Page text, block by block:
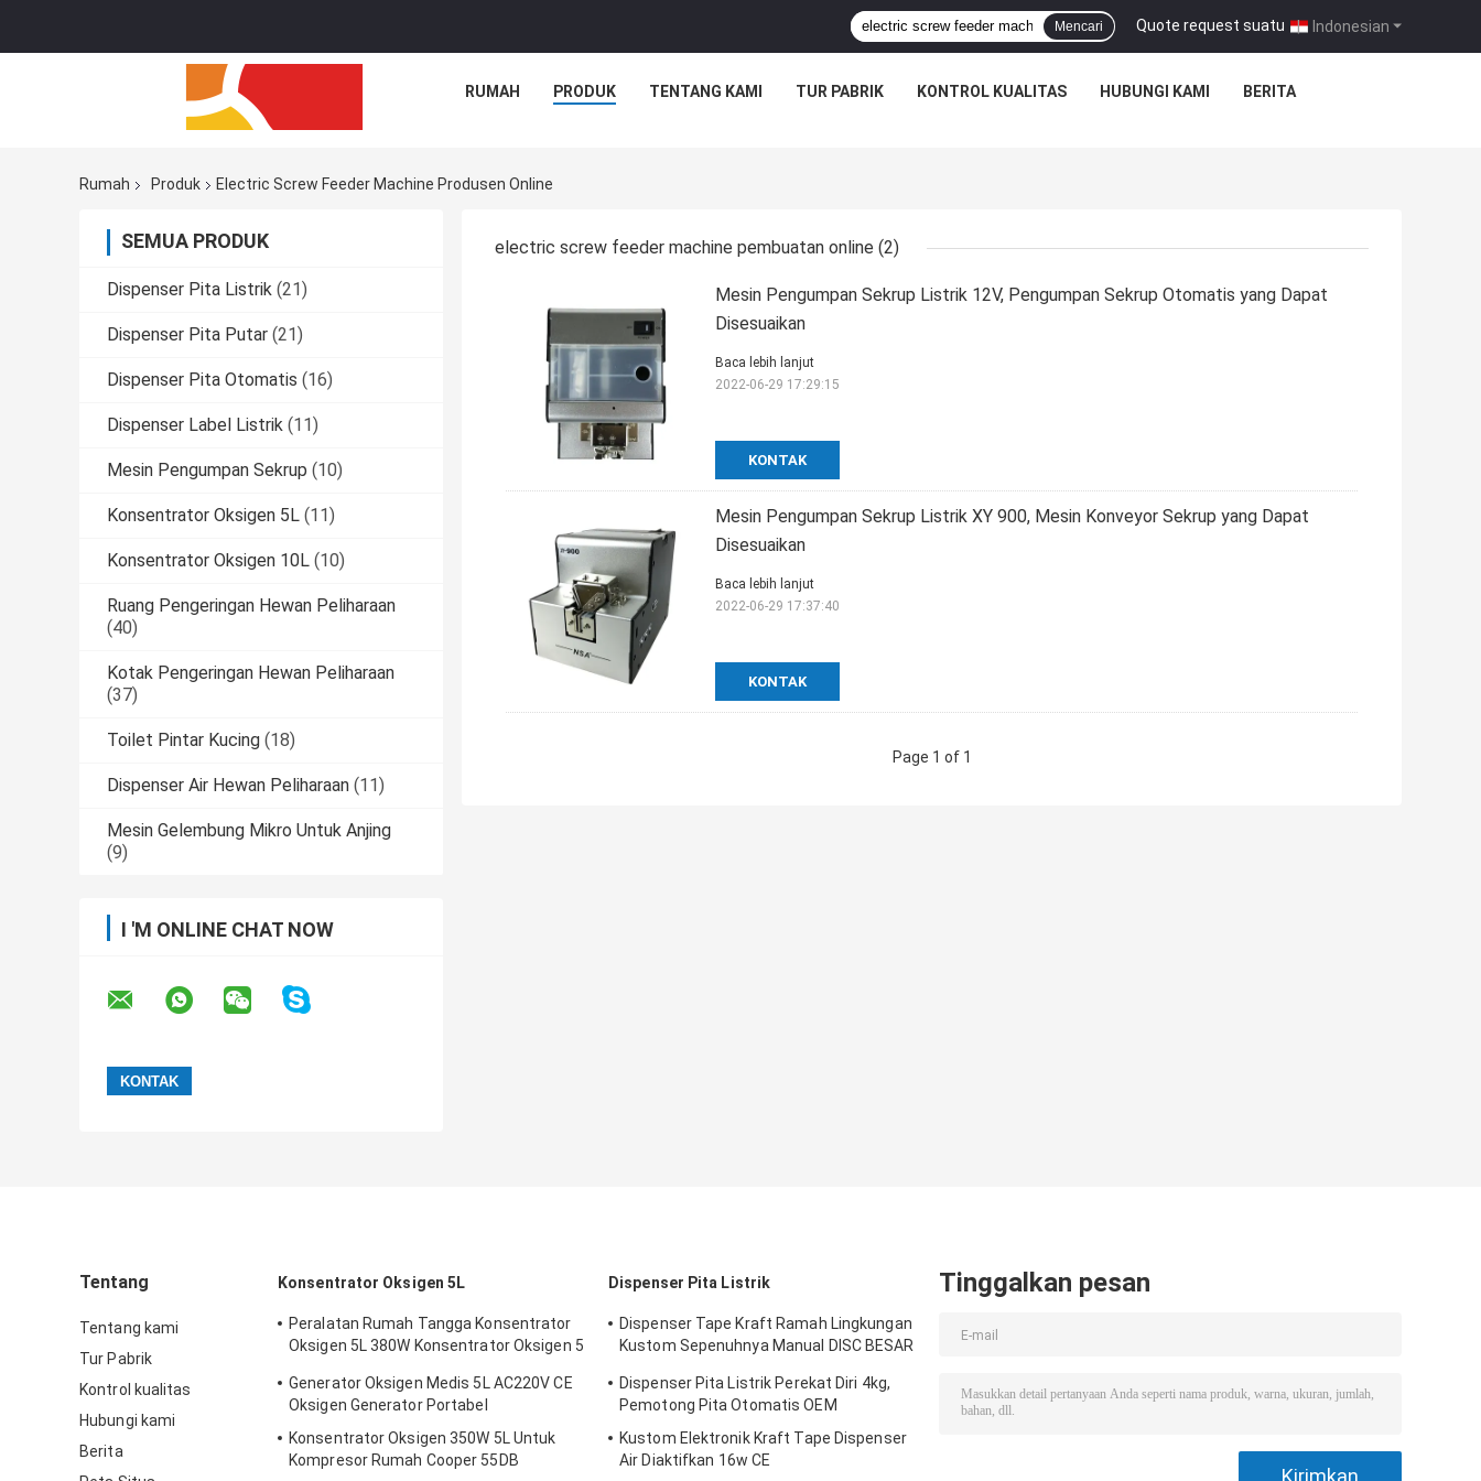
Indonesian
Quote request suatu |
Mencari
RUMAH PRODUK TENTANG KAMI TUR PABRIK KONTROL KUALITAS HUBUNGI KAMI BERITA
Rumah Produk Electric Screw Feeder Machine Produsen Online
SEMUA PRODUK
Dispenser Pita Listrik (21)
Dispenser Pita Putar (21)
Dispenser Pita Otomatis (16)
Dispenser Label Listrik (11)
Mesin Pengumpan Sekrup (10)
Konsentrator Oksigen 5L (11)
Konsentrator Oksigen 10L (10)
Ruang Pengeringan Hewan Peliharaan
(40)
Kotak Pengeringan Hewan Peliharaan
(37)
Toilet Pintar Kucing (18)
Dispenser Air Hewan Peliharaan (11)
Mesin Gelembung Mikro Untuk Anjing
(9)
I 'M ONLINE CHAT NOW
electric screw feeder machine pembuatan online (2)
Mesin Pengumpan Sekrup Listrik 12V, Pengumpan Sekrup Otomatis yang Dapat
Disesuaikan
KONTAK
Baca lebih lanjut
2022-06-29 17:29:15
Mesin Pengumpan Sekrup Listrik XY 900, Mesin Konveyor Sekrup yang Dapat
Disesuaikan
KONTAK
Baca lebih lanjut
2022-06-29 17:37:40
Page 1 of 1
Tentang
Tentang kami
Tur Pabrik
Kontrol kualitas
Hubungi kami
Berita
Konsentrator Oksigen 5L
Peralatan Rumah Tangga Konsentrator
Oksigen 5L 380W Konsentrator Oksigen 5
Generator Oksigen Medis 5L AC220V CE
Oksigen Generator Portabel
Konsentrator Oksigen 350W 5L Untuk
Kompresor Rumah Cooper 55DB
Dispenser Pita Listrik
Dispenser Tape Kraft Ramah Lingkungan
Kustom Sepenuhnya Manual DISC BESAR
Dispenser Pita Listrik Perekat Diri 4kg,
Pemotong Pita Otomatis OEM
Kustom Elektronik Kraft Tape Dispenser
Air Diaktifkan 16w CE
Tinggalkan pesan